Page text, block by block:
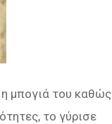
μπογιά του καθώς
το γύρισε